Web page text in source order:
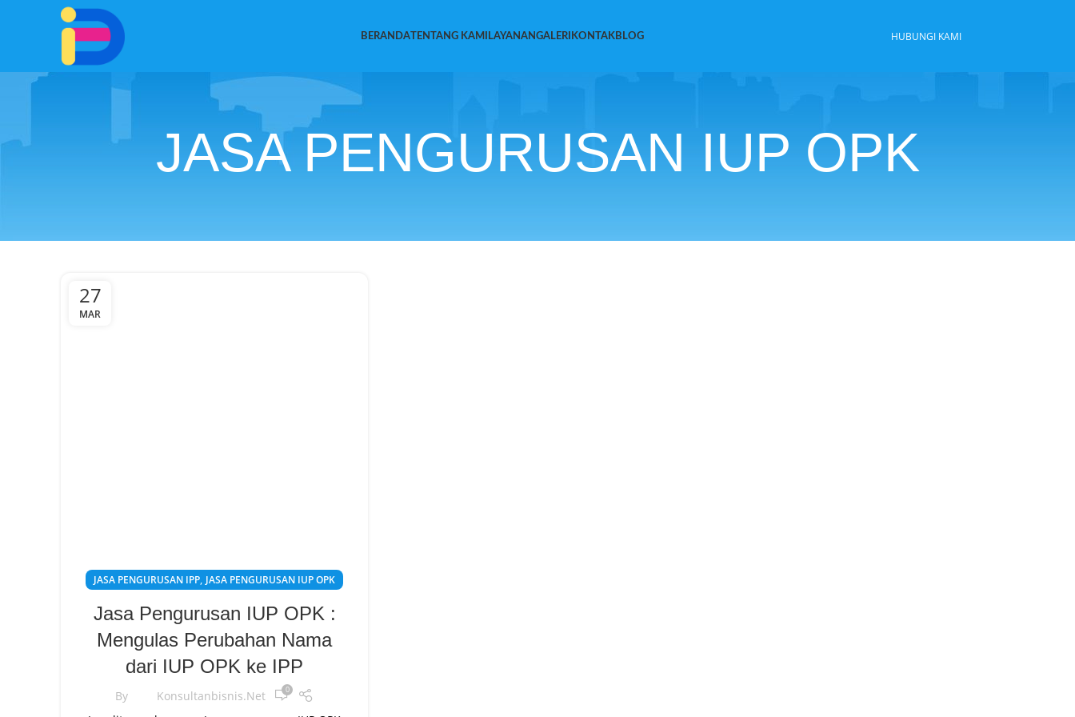
BERANDATENTANG KAMI LAYANANGALERI KONTAK BLOG HUBUNGI KAMI
JASA PENGURUSAN IUP OPK
27
MAR
JASA PENGURUSAN IPP,JASA PENGURUSAN IUP OPK
Jasa Pengurusan IUP OPK :
Mengulas Perubahan Nama
dari IUP OPK ke IPP
By Konsultanbisnis.net 0